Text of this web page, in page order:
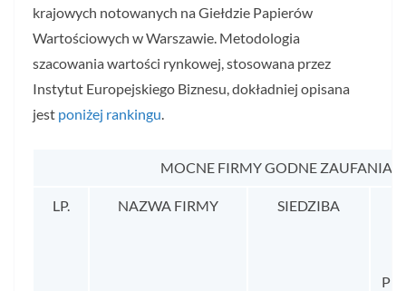
krajowych notowanych na Giełdzie Papierów
Wartościowych w Warszawie. Metodologia
szacowania wartości rynkowej, stosowana przez
Instytut Europejskiego Biznesu, dokładniej opisana
jest poniżej rankingu
MOCNE FIRMY GODNE ZAUFANIA
LP. NAZWA FIRMY SIEDZIBA